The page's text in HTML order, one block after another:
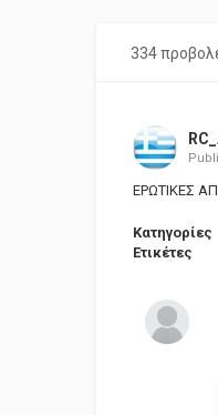
334
ΕΡΩΤΙΚΕΣ
Κατηγορίες
Ετικέτες